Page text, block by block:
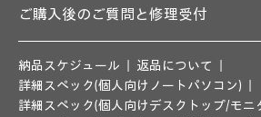
ご購入後のご質問と修理受付
納品スケジュール
返品について
詳細スペック(個人向けノートパソコン)
詳細スペック(個人向けデスクトップ/モニ